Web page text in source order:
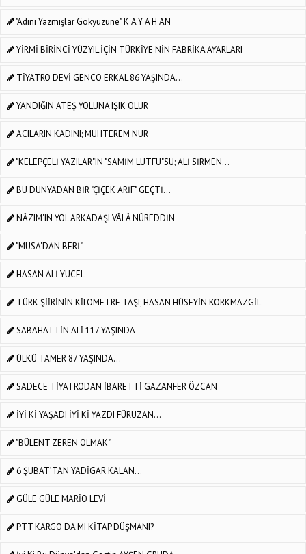
"Adını Yazmışlar Gökyüzüne" K A Y A H AN
YİRMİ BİRİNCİ YÜZYIL İÇİN TÜRKİYE'NİN FABRİKA AYARLARI
TİYATRO DEVİ GENCO ERKAL 86 YAŞINDA...
YANDIĞIN ATEŞ YOLUNA IŞIK OLUR
ACILARIN KADINI; MUHTEREM NUR
"KELEPÇELİ YAZILAR"IN "SAMİM LÜTFÜ"SÜ; ALİ SİRMEN...
BU DÜNYADAN BİR "ÇİÇEK ARİF" GEÇTİ...
NÂZIM'IN YOL ARKADAŞI VÂLÂ NÛREDDİN
"MUSA'DAN BERİ"
HASAN ALİ YÜCEL
TÜRK ŞİİRİNİN KİLOMETRE TAŞI; HASAN HÜSEYİN KORKMAZGİL
SABAHATTİN ALİ 117 YAŞINDA
ÜLKÜ TAMER 87 YAŞINDA...
SADECE TİYATRODAN İBARETTİ GAZANFER ÖZCAN
İYİ Kİ YAŞADI İYİ Kİ YAZDI FÜRUZAN...
"BÜLENT ZEREN OLMAK"
6 ŞUBAT’TAN YADİGAR KALAN…
GÜLE GÜLE MARİO LEVİ
PTT KARGO DA MI KİTAP DÜŞMANI?